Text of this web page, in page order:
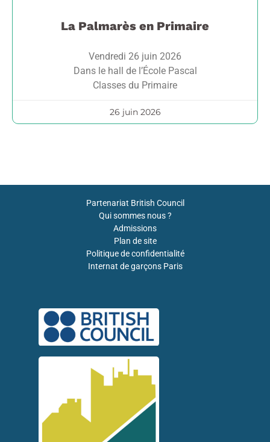
La Palmarès en Primaire
Vendredi 26 juin 2026
Dans le hall de l’École Pascal
Classes du Primaire
26 juin 2026
Partenariat British Council
Qui sommes nous ?
Admissions
Plan de site
Politique de confidentialité
Internat de garçons Paris